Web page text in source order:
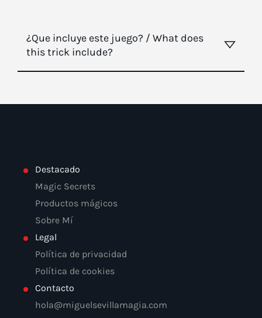
¿Que incluye este juego? / What does
this trick include?
Destacado
Magic Secrets
Productos mágicos
Sobre Mí
Legal
Política de privacidad
Política de cookies
Contacto
hola@miguelsevillamagia.com